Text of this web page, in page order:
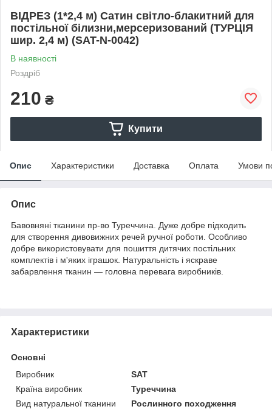
ВІДРЕЗ (1*2,4 м) Сатин світло-блакитний для
постільної білизни,мерсеризований (ТУРЦІЯ
шир. 2,4 м) (SAT-N-0042)
В наявності
Роздріб
210 ₴
Купити
Опис Характеристики Доставка Оплата Умови
Опис
Бавовняні тканини пр-во Туреччина. Дуже добре підходить
для створення дивовижних речей ручної роботи. Особливо
добре використовувати для пошиття дитячих постільних
комплектів і м'яких іграшок. Натуральність і яскраве
забарвлення тканин — головна перевага виробників.
Характеристики
Основні
Виробник
SAT
Країна виробник
Туреччина
Вид натуральної тканини
Рослинного походження